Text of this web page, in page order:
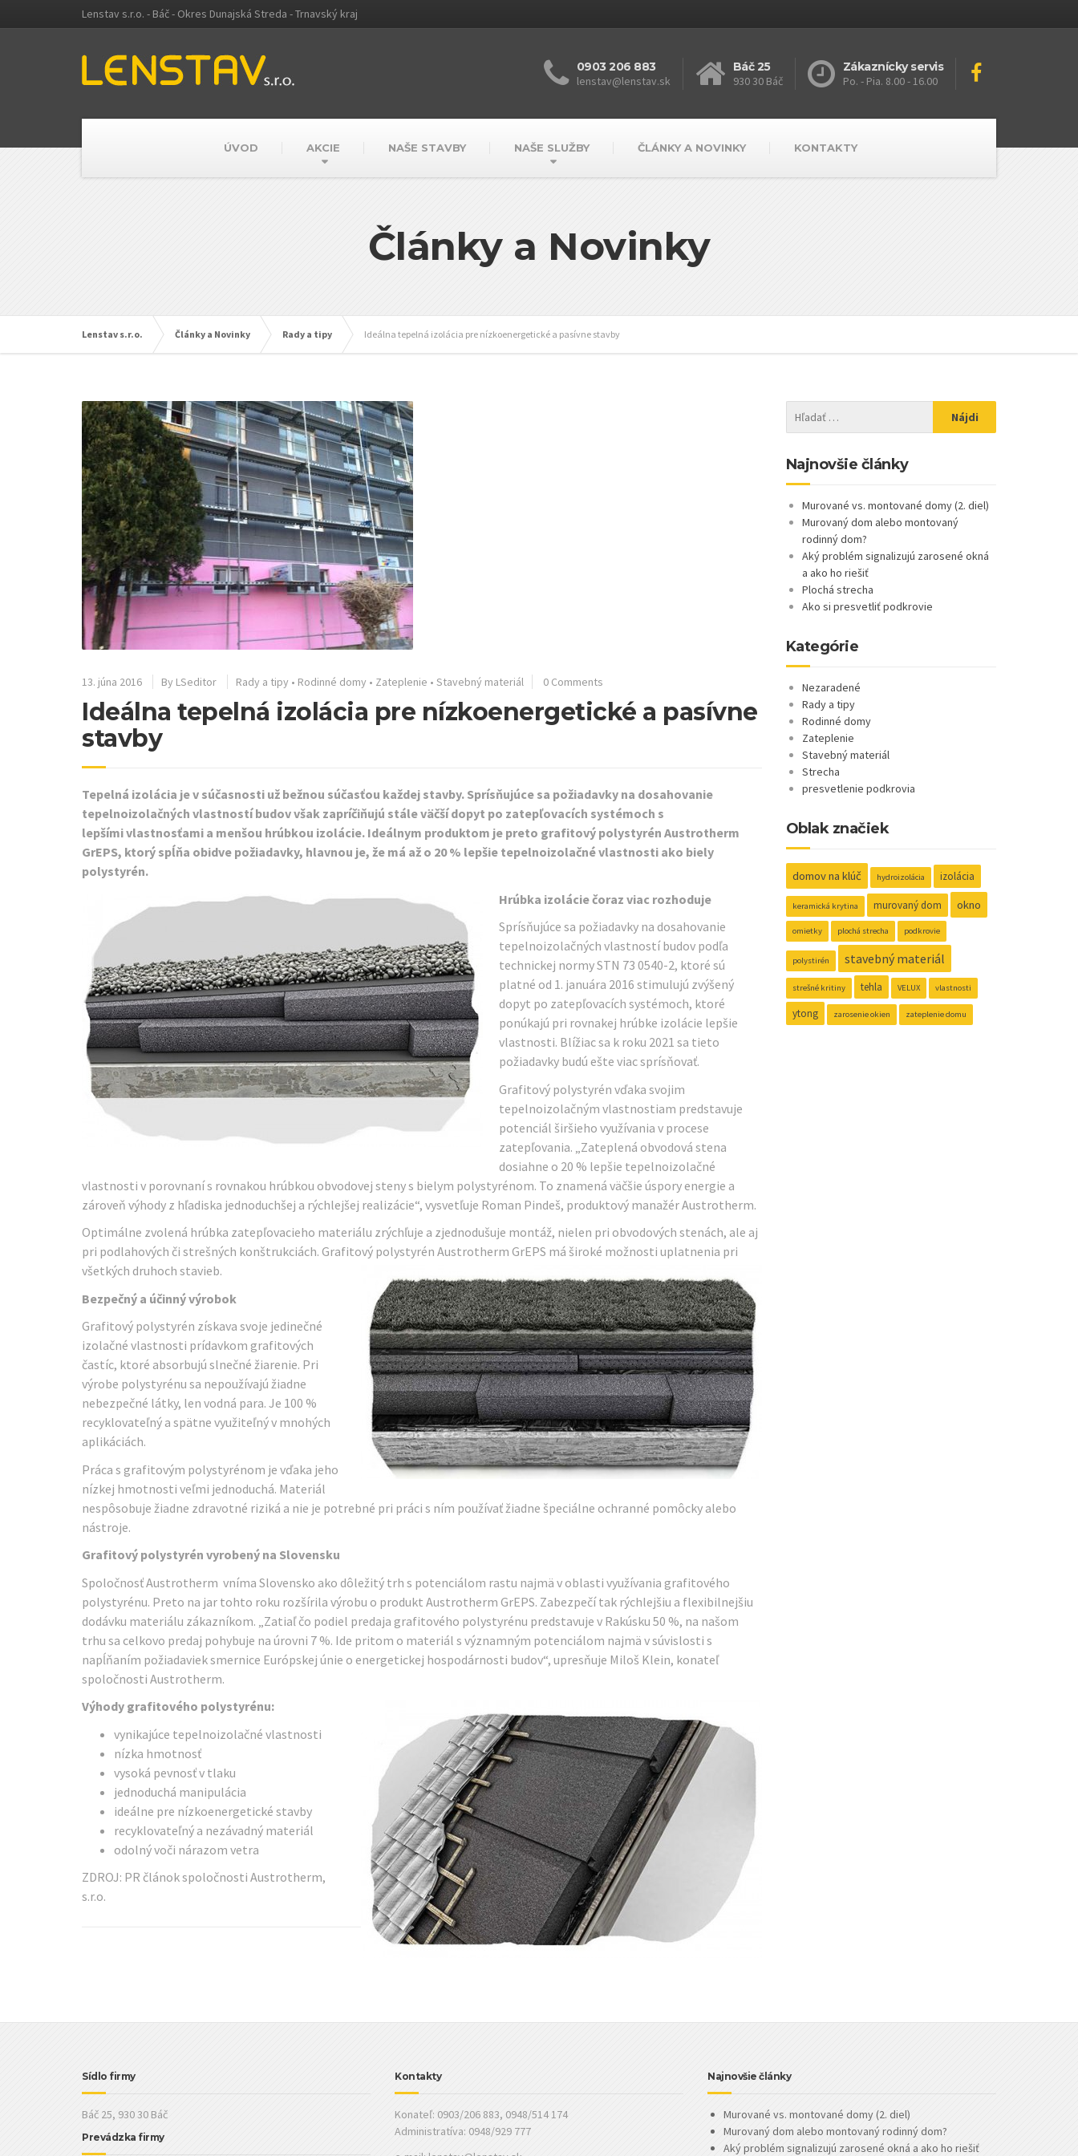
Lenstav s.r.o. - Báč - Okres Dunajská Streda - Trnavský kraj
0903 206 883
lenstav@lenstav.sk
Báč 25
930 30 Báč
Zákaznícky servis
Po. - Pia. 8.00 - 16.00
ÚVOD AKCIE NAŠE STAVBY NAŠE SLUŽBY ČLÁNKY A NOVINKY KONTAKTY
Články a Novinky
Lenstav s.r.o. Články a Novinky Rady a tipy Ideálna tepelná izolácia pre nízkoenergetické a pasívne stavby
13. júna 2016 By LSeditor Rady a tipy • Rodinné domy • Zateplenie • Stavebný materiál 0 Comments
Ideálna tepelná izolácia pre nízkoenergetické a pasívne
stavby
Tepelná izolácia je v súčasnosti už bežnou súčasťou každej stavby. Sprísňujúce sa požiadavky na dosahovanie
tepelnoizolačných vlastností budov však zapríčiňujú stále väčší dopyt po zatepľovacích systémoch s
lepšími vlastnosťami a menšou hrúbkou izolácie. Ideálnym produktom je preto grafitový polystyrén Austrotherm
GrEPS, ktorý spĺňa obidve požiadavky, hlavnou je, že má až o 20 % lepšie tepelnoizolačné vlastnosti ako biely
polystyrén.
Hrúbka izolácie čoraz viac rozhoduje
Sprísňujúce sa požiadavky na dosahovanie
tepelnoizolačných vlastností budov podľa
technickej normy STN 73 0540-2, ktoré sú
platné od 1. januára 2016 stimulujú zvýšený
dopyt po zatepľovacích systémoch, ktoré
ponúkajú pri rovnakej hrúbke izolácie lepšie
vlastnosti. Blížiac sa k roku 2021 sa tieto
požiadavky budú ešte viac sprísňovať.
Grafitový polystyrén vďaka svojim
tepelnoizolačným vlastnostiam predstavuje
potenciál širšieho využívania v procese
zatepľovania. „Zateplená obvodová stena
dosiahne o 20 % lepšie tepelnoizolačné
vlastnosti v porovnaní s rovnakou hrúbkou obvodovej steny s bielym polystyrénom. To znamená väčšie úspory energie a
zároveň výhody z hľadiska jednoduchšej a rýchlejšej realizácie“, vysvetľuje Roman Pindeš, produktový manažér Austrotherm.
Optimálne zvolená hrúbka zatepľovacieho materiálu zrýchľuje a zjednodušuje montáž, nielen pri obvodových stenách, ale aj
pri podlahových či strešných konštrukciách. Grafitový polystyrén Austrotherm GrEPS má široké možnosti uplatnenia pri
všetkých druhoch stavieb.
Bezpečný a účinný výrobok
Grafitový polystyrén získava svoje jedinečné
izolačné vlastnosti prídavkom grafitových
častíc, ktoré absorbujú slnečné žiarenie. Pri
výrobe polystyrénu sa nepoužívajú žiadne
nebezpečné látky, len vodná para. Je 100 %
recyklovateľný a spätne využiteľný v mnohých
aplikáciách.
Práca s grafitovým polystyrénom je vďaka jeho
nízkej hmotnosti veľmi jednoduchá. Materiál
nespôsobuje žiadne zdravotné riziká a nie je potrebné pri práci s ním používať žiadne špeciálne ochranné pomôcky alebo
nástroje.
Grafitový polystyrén vyrobený na Slovensku
Spoločnosť Austrotherm vníma Slovensko ako dôležitý trh s potenciálom rastu najmä v oblasti využívania grafitového
polystyrénu. Preto na jar tohto roku rozšírila výrobu o produkt Austrotherm GrEPS. Zabezpečí tak rýchlejšiu a flexibilnejšiu
dodávku materiálu zákazníkom. „Zatiaľ čo podiel predaja grafitového polystyrénu predstavuje v Rakúsku 50 %, na našom
trhu sa celkovo predaj pohybuje na úrovni 7 %. Ide pritom o materiál s významným potenciálom najmä v súvislosti s
napĺňaním požiadaviek smernice Európskej únie o energetickej hospodárnosti budov“, upresňuje Miloš Klein, konateľ
spoločnosti Austrotherm.
Výhody grafitového polystyrénu:
vynikajúce tepelnoizolačné vlastnosti
nízka hmotnosť
vysoká pevnosť v tlaku
jednoduchá manipulácia
ideálne pre nízkoenergetické stavby
recyklovateľný a nezávadný materiál
odolný voči nárazom vetra
ZDROJ: PR článok spoločnosti Austrotherm,
s.r.o.
Najnovšie články
Murované vs. montované domy (2. diel)
Murovaný dom alebo montovaný
rodinný dom?
Aký problém signalizujú zarosené okná
a ako ho riešiť
Plochá strecha
Ako si presvetliť podkrovie
Kategórie
Nezaradené
Rady a tipy
Rodinné domy
Zateplenie
Stavebný materiál
Strecha
presvetlenie podkrovia
Oblak značiek
domov na klúč hydroizolácia izolácia
keramická krytina murovaný dom okno
omietky plochá strecha podkrovie
polystirén stavebný materiál
strešné kritiny tehla VELUX vlastnosti
ytong zarosenie okien zateplenie domu
Sídlo firmy
Báč 25, 930 30 Báč
Prevádzka firmy
Kontakty
Konateľ: 0903/206 883, 0948/514 174
Administratíva: 0948/929 777
Najnovšie články
Murované vs. montované domy (2. diel)
Murovaný dom alebo montovaný rodinný dom?
Aký problém signalizujú zarosené okná a ako ho riešiť